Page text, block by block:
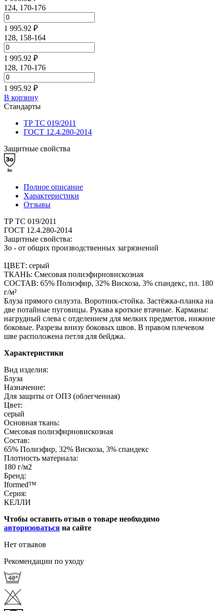
124, 170-176
1 995.92 ₽
128, 158-164
1 995.92 ₽
128, 170-176
1 995.92 ₽
В корзину
Стандарты
ТР ТС 019/2011
ГОСТ 12.4.280-2014
Защитные свойства
Полное описание
Характеристики
Отзывы
ТР ТС 019/2011
ГОСТ 12.4.280-2014
Защитные свойства:
Зо - от общих производственных загрязнений
ЦВЕТ: серый
ТКАНЬ: Смесовая полиэфирновискозная
СОСТАВ: 65% Полиэфир, 32% Вискоза, 3% спандекс, пл. 180
г/м²
Блуза прямого силуэта. Воротник-стойка. Застёжка-планка на
две потайные пуговицы. Рукава кроткие втачные. Карманы:
нагрудный слева с отделением для мелких предметов, нижние
боковые. Разрезы внизу боковых швов. В правом плечевом
шве расположена петля для бейджа.
Характеристики
Вид изделия:
Блуза
Назначение:
Для защиты от ОПЗ (облегченная)
Цвет:
серый
Основная ткань:
Смесовая полиэфирновискозная
Состав:
65% Полиэфир, 32% Вискоза, 3% спандекс
Плотность материала:
180 г/м2
Бренд:
Iformed™
Серия:
КЕЛЛИ
Чтобы оставить отзыв о товаре необходимо
авторизоваться на сайте
Нет отзывов
Рекомендации по уходу